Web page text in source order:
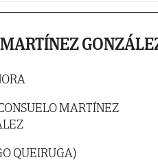
MARTÍNEZ
QUEIRUGA)